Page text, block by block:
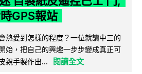
GPS報站
熱愛到怎樣的程度？一位就讀中三的
始，把自己的興趣一步步變成真正可
親手製作出...
閱讀全文